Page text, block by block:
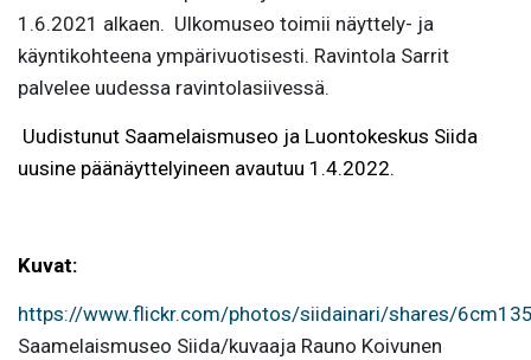
1.6.2021 alkaen. Ulkomuseo toimii näyttely- ja
käyntikohteena ympärivuotisesti. Ravintola Sarrit
palvelee uudessa ravintolasiivessä.
Uudistunut Saamelaismuseo ja Luontokeskus Siida
uusine päänäyttelyineen avautuu 1.4.2022.
Kuvat:
https://www.flickr.com/photos/siidainari/shares/
Saamelaismuseo Siida/kuvaaja Rauno Koivunen